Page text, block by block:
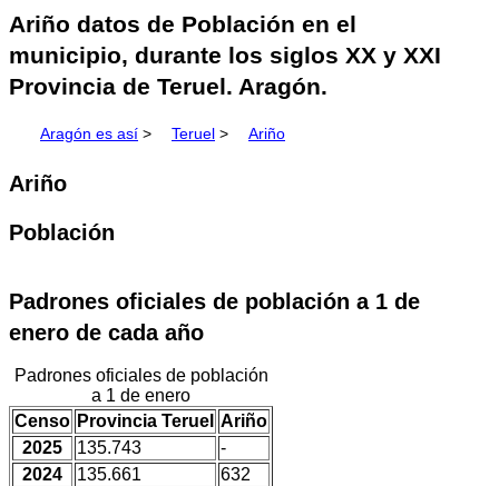
Ariño datos de Población en el
municipio, durante los siglos XX y XXI
Provincia de Teruel. Aragón.
Aragón es así > Teruel > Ariño
Ariño
Población
Padrones oficiales de población a 1 de
enero de cada año
Padrones oficiales de población
a 1 de enero
Censo Provincia Teruel Ariño
2025
135.743
-
2024
135.661
632